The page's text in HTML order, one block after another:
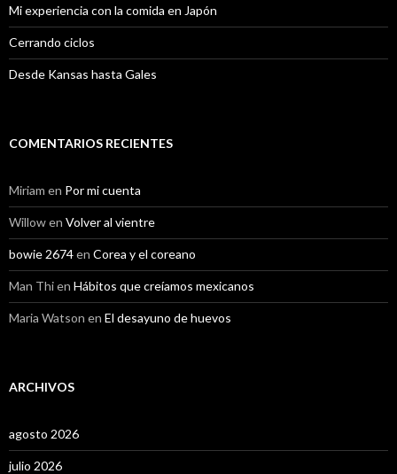
Mi experiencia con la comida en Japón
Cerrando ciclos
Desde Kansas hasta Gales
COMENTARIOS RECIENTES
Miriam en Por mi cuenta
Willowen Volver al vientre
bowie 2674en Corea y el coreano
Man Thien Hábitos que creíamos mexicanos
Maria Watson en El desayuno de huevos
ARCHIVOS
agosto 2026
julio 2026